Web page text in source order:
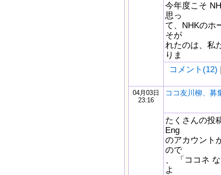
今年度こそ
思っ
て、NHKのホ
そが
れたのは、私
りま
コメント(12)
04月03日
23:16
ココ友川柳、募
たくさんの投
Eng
のアカウント
ので
、 「ココネ
よ